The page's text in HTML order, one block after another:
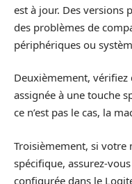
est à jour. Des versions
des problèmes de
périphériques ou
Deuxièmement,
assignée à une touche
ce n’est pas le cas, la
Troisièmement, si
spécifique, assurez-
configurée dans le